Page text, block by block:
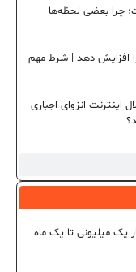
چرا بعضی لحظه‌ها
افزایش دهد | شرط مهم
اینترنت انزوای اجباری
یک میلیونی تا یک ماه